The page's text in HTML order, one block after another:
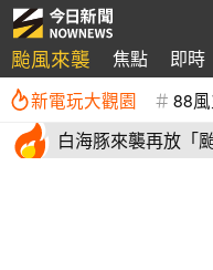
颱風來襲 焦點 即時
新電玩大觀園 88
白海豚來襲再放「